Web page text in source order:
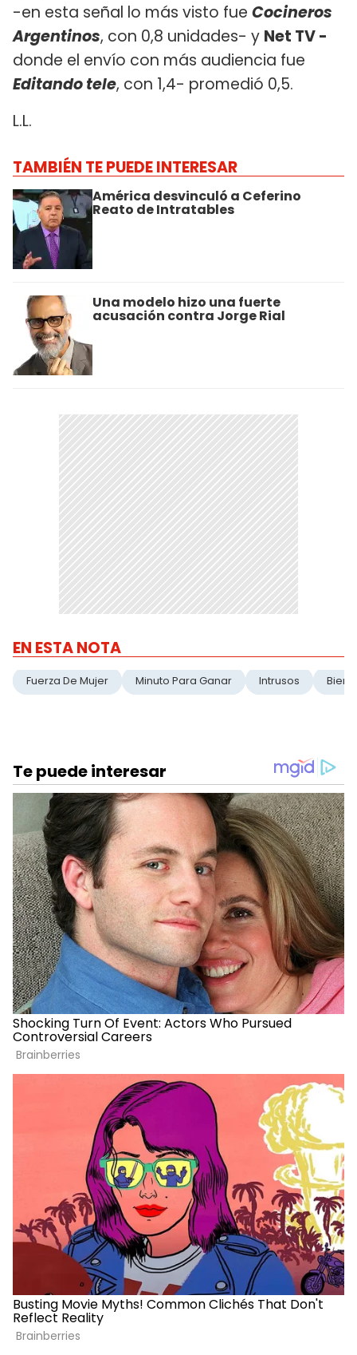
-en esta señal lo más visto fue Cocineros
Argentinos, con 0,8 unidades- y Net TV -
donde el envío con más audiencia fue
Editando tele, con 1,4- promedió 0,5.
L.L.
TAMBIÉN TE PUEDE INTERESAR
América desvinculó a Ceferino
Reato de Intratables
Una modelo hizo una fuerte
acusación contra Jorge Rial
EN ESTA NOTA
Fuerza De Mujer Minuto Para Ganar Intrusos